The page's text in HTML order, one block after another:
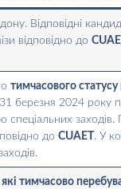
Відповідні
відповідно до
тимчасового статусу
березня 2024 року
спеціальних заходів.
доCUAET. У
які тимчасово